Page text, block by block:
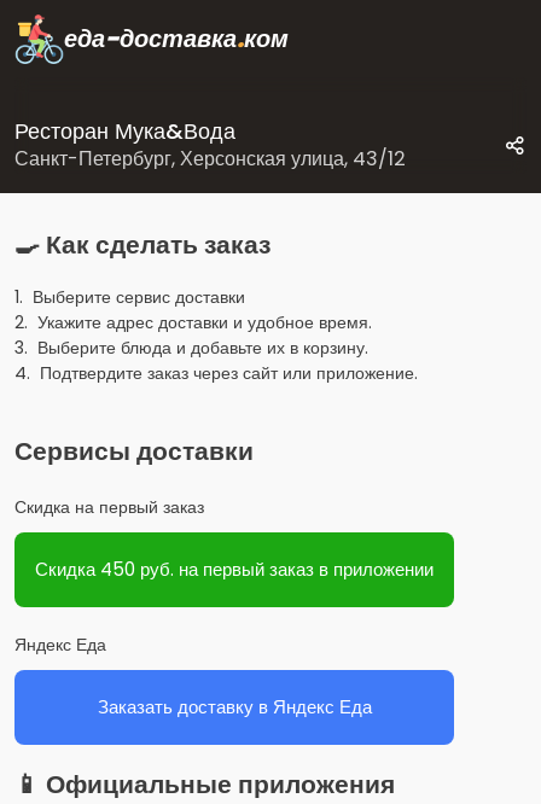
еда-доставка.ком
Ресторан Мука&Вода
Санкт-Петербург, Херсонская улица, 43/12
🍳 Как сделать заказ
1. Выберите сервис доставки
2. Укажите адрес доставки и удобное время.
3. Выберите блюда и добавьте их в корзину.
4. Подтвердите заказ через сайт или приложение.
Сервисы доставки
Скидка на первый заказ
Скидка 450 руб. на первый заказ в приложении
Яндекс Еда
Заказать доставку в Яндекс Еда
📱 Официальные приложения